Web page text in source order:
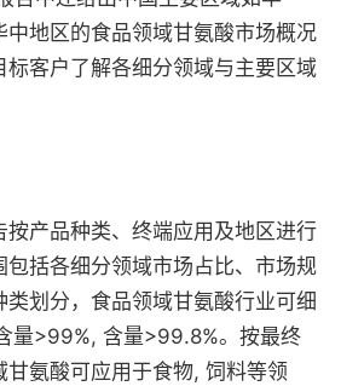
中地区的食品领域甘氨酸市场概况
标客户了解各细分领域与主要区域
按产品种类、终端应用及地区进行
包括各细分领域市场占比、市场规
划分，食品领域甘氨酸行业可细
量>99%, 含量>99.8%。按最终
甘氨酸可应用于食物, 饲料等领